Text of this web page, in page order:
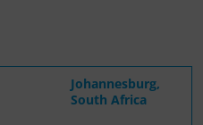
Johannesburg,
South Africa